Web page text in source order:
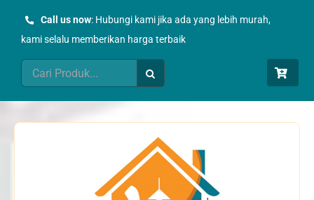
Call us now: Hubungi kami jika ada yang lebih murah,
kami selalu memberikan harga terbaik
Search
for: